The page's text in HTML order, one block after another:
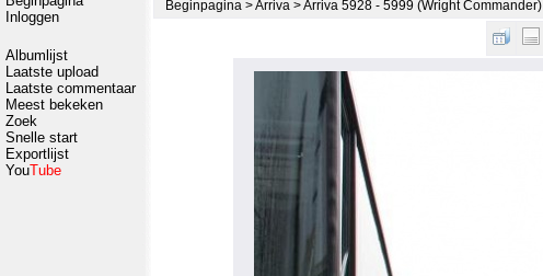
Inloggen
Albumlijst
Laatste upload
Laatste commentaar
Meest bekeken
Zoek
Snelle start
Exportlijst
YouTube
Beginpagina >Arriva >Arriva 5928 - 5999 (Wright Commander)